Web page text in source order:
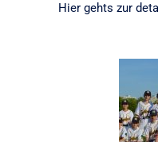
Hier gehts zur